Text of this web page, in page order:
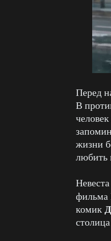
Перед
В
жизни
любить
фильма
комик